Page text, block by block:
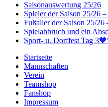
Saisonauswertung 25/26
Spieler der Saison 25/26
Fußaller der Saison 25/
Spielabbruch und ein
Sport- u. Dorffest Tag
Startseite
Mannschaften
Verein
Teamshop
Fanshop
Impressum